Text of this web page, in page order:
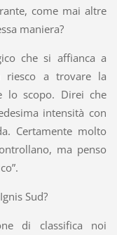
come mai altre
maniera?
che si affianca a
riesco a trovare la
lo scopo. Direi che
intensità con
Certamente molto
ma penso
Sud?
di classifica noi